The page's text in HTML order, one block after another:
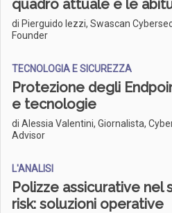
quadro attuale e le
di Pierguido Iezzi, Swascan
Founder
TECNOLOGIA E SICUREZZA
Protezione degli
e tecnologie
di Alessia Valentini, Giornalista,
Advisor
L'ANALISI
Polizze assicurative
risk: soluzioni operative